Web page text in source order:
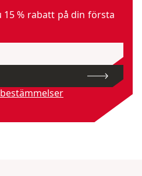
% rabatt på din första